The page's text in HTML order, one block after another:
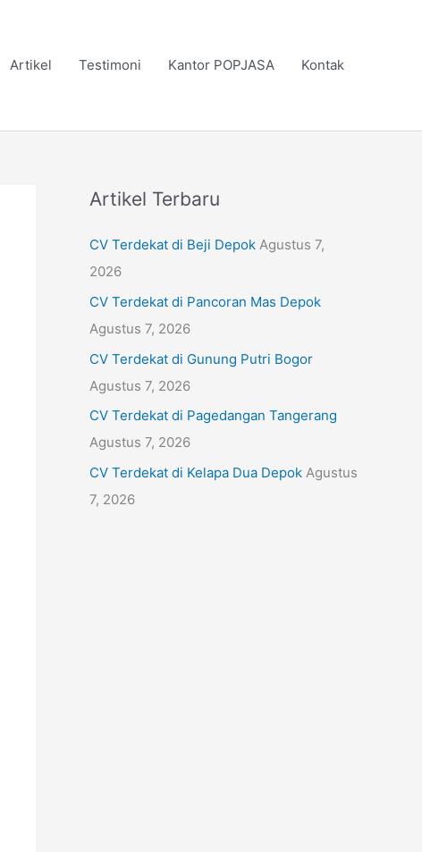
Artikel Testimoni Kantor POPJASA Kontak
Artikel Terbaru
CV Terdekat di Beji Depok Agustus 7,
2026
CV Terdekat di Pancoran Mas Depok
Agustus 7, 2026
CV Terdekat di Gunung Putri Bogor
Agustus 7, 2026
CV Terdekat di Pagedangan Tangerang
Agustus 7, 2026
CV Terdekat di Kelapa Dua Depok Agustus
7, 2026